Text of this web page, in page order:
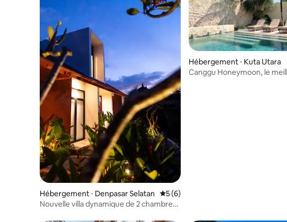
Hébergement ⋅ Denpasar Selatan Évaluation moyenne sur la base de 6
5 (6)
Nouvelle villa dynamique de 2 chambres.
Hébergement ⋅ Kuta Utara
Canggu Honeymoon, le